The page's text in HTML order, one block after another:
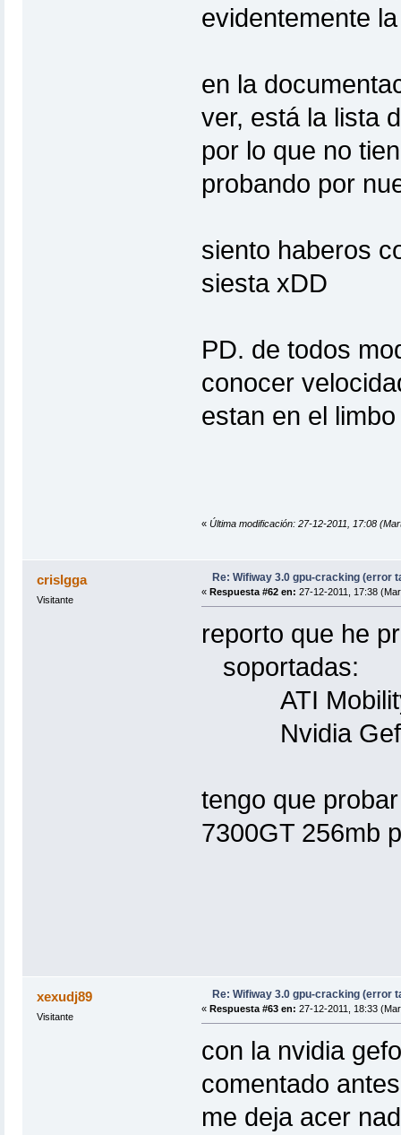
evidentemente
en la
ver, está la lista
por lo que no
probando por
siento haberos
siesta xDD
PD. de todos
conocer
estan en el
« Última modificación: 27-12-2011, 17:08
crislgga
Visitante
Re: Wifiway 3.0 gpu-cracking (error
« Respuesta #62 en: 27-12-2011, 17:38
reporto que he
soportadas:
ATI Mobility
Nvidia
tengo que
7300GT 256mb
xexudj89
Visitante
Re: Wifiway 3.0 gpu-cracking (error
« Respuesta #63 en: 27-12-2011, 18:33
con la nvidia
comentado
me deja acer